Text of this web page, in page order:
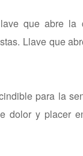
que abre
Llave que
para la
dolor y placer